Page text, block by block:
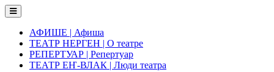
Skip
to
contentАФИШЕ | Афиша
ТЕАТР НЕРГЕН | О театре
РЕПЕРТУАР | Репертуар
ТЕАТР ЕҤ-ВЛАК | Люди театра